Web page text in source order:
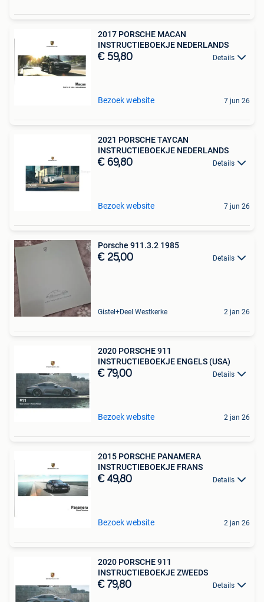
2017 PORSCHE MACAN
INSTRUCTIEBOEKJE NEDERLANDS
€ 59,80 Details
Bezoek website 7 jun 26
2021 PORSCHE TAYCAN
INSTRUCTIEBOEKJE NEDERLANDS
€ 69,80 Details
Bezoek website 7 jun 26
Porsche 911.3.2 1985
€ 25,00 Details
Gistel+Deel Westkerke 2 jan 26
2020 PORSCHE 911
INSTRUCTIEBOEKJE ENGELS (USA)
€ 79,00 Details
Bezoek website 2 jan 26
2015 PORSCHE PANAMERA
INSTRUCTIEBOEKJE FRANS
€ 49,80 Details
Bezoek website 2 jan 26
2020 PORSCHE 911
INSTRUCTIEBOEKJE ZWEEDS
€ 79,80 Details